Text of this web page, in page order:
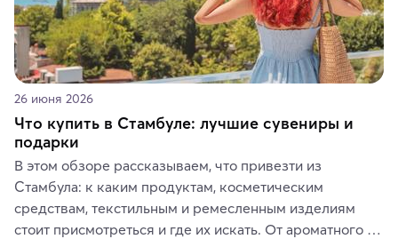
26 июня 2026
Что купить в Стамбуле: лучшие сувениры и
подарки
В этом обзоре рассказываем, что привезти из
Стамбула: к каким продуктам, косметическим
средствам, текстильным и ремесленным изделиям
стоит присмотреться и где их искать. От ароматного